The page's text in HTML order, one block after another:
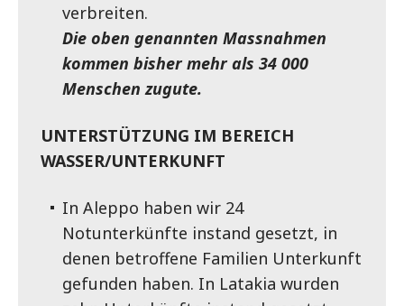
verbreiten.
Die oben genannten Massnahmen
kommen bisher mehr als 34 000
Menschen zugute.
UNTERSTÜTZUNG IM BEREICH
WASSER/UNTERKUNFT
In Aleppo haben wir 24
Notunterkünfte instand gesetzt, in
denen betroffene Familien Unterkunft
gefunden haben. In Latakia wurden